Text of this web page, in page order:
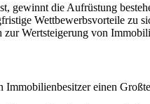
gewinnt die Aufrüstung
Wettbewerbsvorteile
Wertsteigerung von
einen